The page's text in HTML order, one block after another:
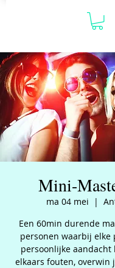
Mini-
ma 04 mei
  |
Een 60min durende
personen waarbij elke
persoonlijke aandacht
elkaars fouten, overwin